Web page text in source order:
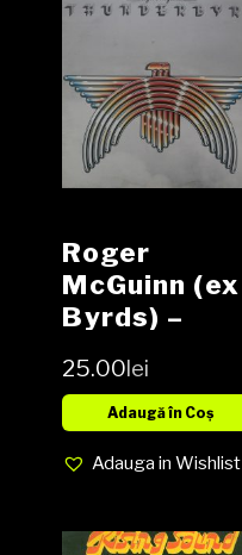
Roger
McGuinn (ex
Byrds) –
Vinyl, LP,
Album media
25.00lei
Adaugă în Coș
Adauga in Wishlist